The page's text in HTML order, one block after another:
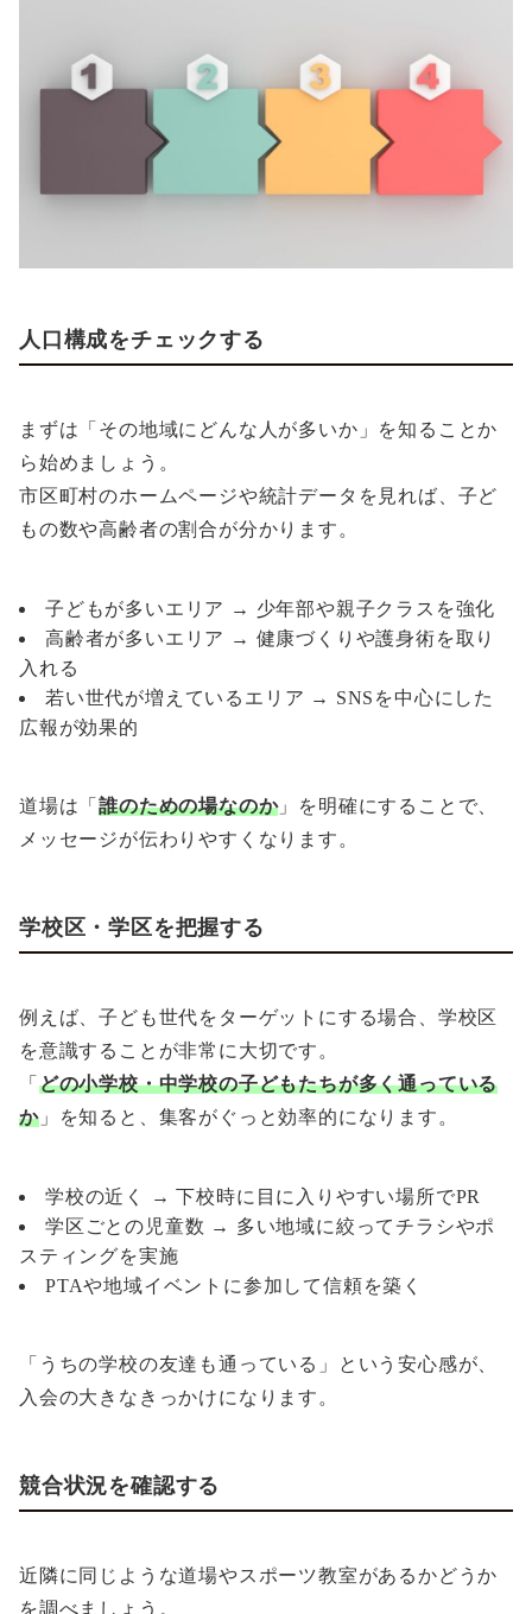
人口構成をチェックする
まずは「その地域にどんな人が多いか」を知ることか
ら始めましょう。
市区町村のホームページや統計データを見れば、子ど
もの数や高齢者の割合が分かります。
子どもが多いエリア → 少年部や親子クラスを強化
高齢者が多いエリア → 健康づくりや護身術を取り
入れる
若い世代が増えているエリア → SNSを中心にした
広報が効果的
道場は「誰のための場なのか」を明確にすることで、
メッセージが伝わりやすくなります。
学校区・学区を把握する
例えば、子ども世代をターゲットにする場合、学校区
を意識することが非常に大切です。
「 どの小学校・中学校の子どもたちが多く通っている
か」を知ると、集客がぐっと効率的になります。
学校の近く → 下校時に目に入りやすい場所でPR
学区ごとの児童数 → 多い地域に絞ってチラシやポ
スティングを実施
PTAや地域イベントに参加して信頼を築く
「うちの学校の友達も通っている」という安心感が、
入会の大きなきっかけになります。
競合状況を確認する
近隣に同じような道場やスポーツ教室があるかどうか
を調べましょう。